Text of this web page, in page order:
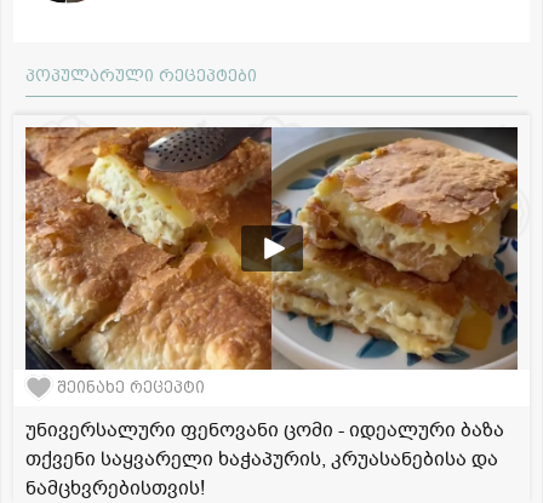
პოპულარული რეცეპტები
შეინახე რეცეპტი
უნივერსალური ფენოვანი ცომი - იდეალური ბაზა
თქვენი საყვარელი ხაჭაპურის, კრუასანებისა და
ნამცხვრებისთვის!